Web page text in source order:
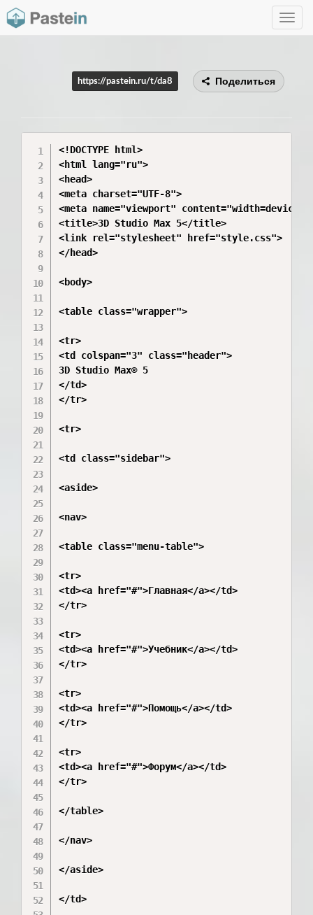
Toggle
https://pastein.ru/t/da8 Поделиться
<!DOCTYPE html>
<html lang="ru">
<head>
<meta charset="UTF-8">
<meta name="viewport"
<title>3D Studio Max 5</title>
<link rel="stylesheet" href="style.css">
</head>
<body>
<table class="wrapper">
<tr>
<td colspan="3" class="header">
3D Studio Max® 5
</td>
</tr>
<tr>
<td class="sidebar">
<aside>
<nav>
<table class="menu-table">
<tr>
<td><a href="#">Главная</a></td>
</tr>
<tr>
<td><a href="#">Учебник</a></td>
</tr>
<tr>
<td><a href="#">Помощь</a></td>
</tr>
<tr>
<td><a href="#">Форум</a></td>
</tr>
</table>
</nav>
</aside>
</td>